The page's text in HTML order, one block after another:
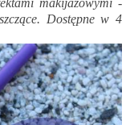
makijażowymi -
Dostępne w 4